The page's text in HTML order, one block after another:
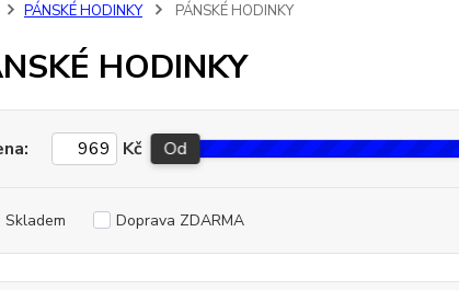
PÁNSKÉ HODINKY PÁNSKÉ HODINKY
HODINKY
Kč Od
Skladem Doprava ZDARMA